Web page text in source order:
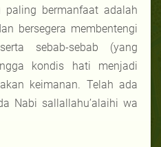
bermanfaat adalah
bersegera membentengi
sebab-sebab (yang
kondis hati menjadi
keimanan. Telah ada
Nabi sallallahu’alaihi wa